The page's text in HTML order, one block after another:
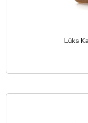
Lüks